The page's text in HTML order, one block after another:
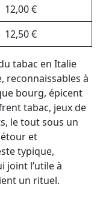
12,00 €
12,50 €
tabac en Italie
reconnaissables à
bourg, épicent
tabac, jeux de
le tout sous un
et
typique,
joint l’utile à
un rituel.